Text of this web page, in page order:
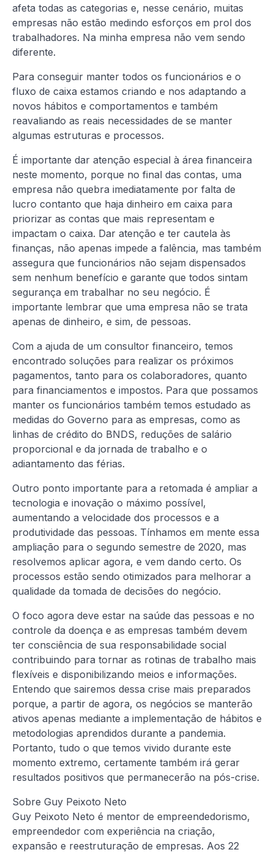
afeta todas as categorias e, nesse cenário, muitas
empresas não estão medindo esforços em prol dos
trabalhadores. Na minha empresa não vem sendo
diferente.
Para conseguir manter todos os funcionários e o
fluxo de caixa estamos criando e nos adaptando a
novos hábitos e comportamentos e também
reavaliando as reais necessidades de se manter
algumas estruturas e processos.
É importante dar atenção especial à área financeira
neste momento, porque no final das contas, uma
empresa não quebra imediatamente por falta de
lucro contanto que haja dinheiro em caixa para
priorizar as contas que mais representam e
impactam o caixa. Dar atenção e ter cautela às
finanças, não apenas impede a falência, mas também
assegura que funcionários não sejam dispensados
sem nenhum benefício e garante que todos sintam
segurança em trabalhar no seu negócio. É
importante lembrar que uma empresa não se trata
apenas de dinheiro, e sim, de pessoas.
Com a ajuda de um consultor financeiro, temos
encontrado soluções para realizar os próximos
pagamentos, tanto para os colaboradores, quanto
para financiamentos e impostos. Para que possamos
manter os funcionários também temos estudado as
medidas do Governo para as empresas, como as
linhas de crédito do BNDS, reduções de salário
proporcional e da jornada de trabalho e o
adiantamento das férias.
Outro ponto importante para a retomada é ampliar a
tecnologia e inovação o máximo possível,
aumentando a velocidade dos processos e a
produtividade das pessoas. Tínhamos em mente essa
ampliação para o segundo semestre de 2020, mas
resolvemos aplicar agora, e vem dando certo. Os
processos estão sendo otimizados para melhorar a
qualidade da tomada de decisões do negócio.
O foco agora deve estar na saúde das pessoas e no
controle da doença e as empresas também devem
ter consciência de sua responsabilidade social
contribuindo para tornar as rotinas de trabalho mais
flexíveis e disponibilizando meios e informações.
Entendo que sairemos dessa crise mais preparados
porque, a partir de agora, os negócios se manterão
ativos apenas mediante a implementação de hábitos e
metodologias aprendidos durante a pandemia.
Portanto, tudo o que temos vivido durante este
momento extremo, certamente também irá gerar
resultados positivos que permanecerão na pós-crise.
Sobre Guy Peixoto Neto
Guy Peixoto Neto é mentor de empreendedorismo,
empreendedor com experiência na criação,
expansão e reestruturação de empresas. Aos 22